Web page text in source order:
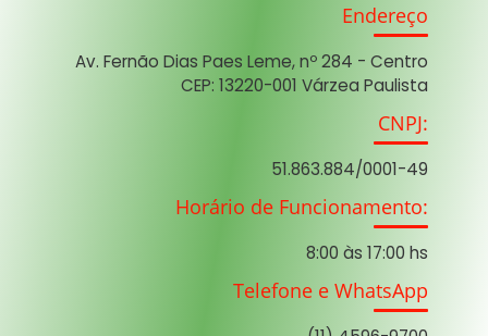
Endereço
Av. Fernão Dias Paes Leme, nº 284 - Centro
CEP: 13220-001 Várzea Paulista
CNPJ:
51.863.884/0001-49
Horário de Funcionamento:
8:00 às 17:00 hs
Telefone e WhatsApp